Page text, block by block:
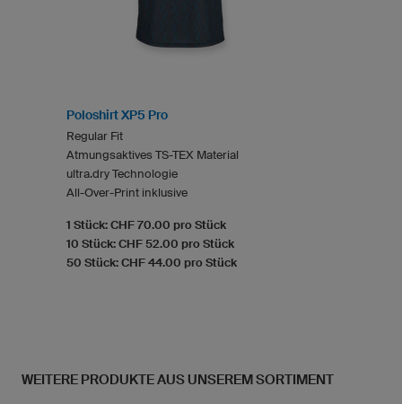
Poloshirt XP5 Pro
Regular Fit
Atmungsaktives TS-TEX Material
ultra.dry Technologie
All-Over-Print inklusive
1 Stück: CHF 70.00 pro Stück
10 Stück: CHF 52.00 pro Stück
50 Stück: CHF 44.00 pro Stück
WEITERE PRODUKTE AUS UNSEREM SORTIMENT